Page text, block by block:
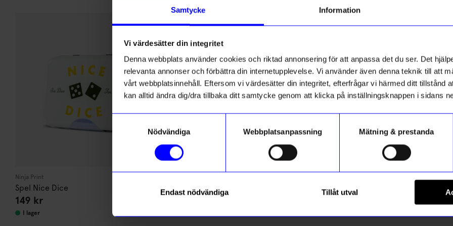
Samtycke Information
Vi värdesätter din integritet
Denna webbplats använder cookies och riktad annonsering för att anpassa det du ser. Det
relevanta annonser och förbättra din internetupplevelse. Vi använder även denna teknik till att
vårt webbplatsinnehåll. Eftersom vi värdesätter din integritet, efterfrågar vi härmed ditt tillstånd
kan alltid ändra dig/dra tillbaka ditt samtycke genom att klicka på inställningsknappen i sidans
Nödvändiga
Webbplatsanpassning Mätning & prestanda
Endast nödvändiga Tillåt utval
Ninja Print
Spel Nice Dice
149 kr
I lager
10% Bästsäljare
Bärbar barnstol Hannie Sage Green
10%
Bärbar barnstol Hannie White
CS
Charlotta
MO